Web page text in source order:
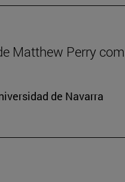
Matthew Perry
de Navarra